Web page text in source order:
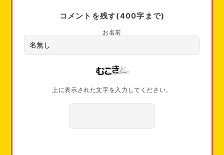
コメントを残す(400字まで)
お名前
上に表示された文字を入力してください。